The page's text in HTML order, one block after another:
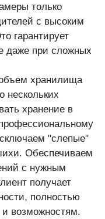
только
с высоким
гарантирует
даже при сложных
хранилища
нескольких
хранение в
"слепые"
Обеспечиваем
с нужным
получает
полностью
возможностям.